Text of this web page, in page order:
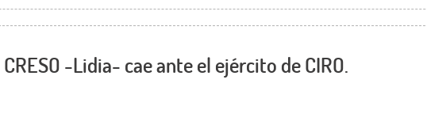
-Lidia- cae ante el ejército de CIRO.